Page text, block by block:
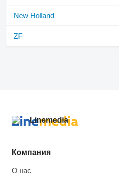
New Holland
ZF
Компания
О нас